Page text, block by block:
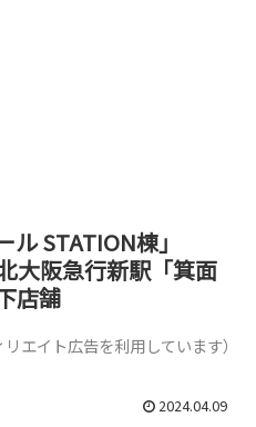
ル STATION棟」
大阪急行新駅「箕面
店舗
リエイト広告を利用しています）
2024.04.09